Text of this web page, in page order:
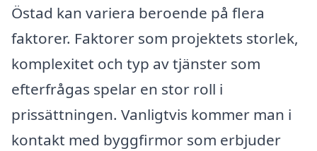
Östad kan variera beroende på flera
faktorer. Faktorer som projektets storlek,
komplexitet och typ av tjänster som
efterfrågas spelar en stor roll i
prissättningen. Vanligtvis kommer man i
kontakt med byggfirmor som erbjuder